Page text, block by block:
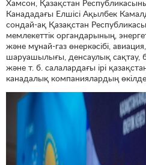
Хамсон, Қазақстан
Канададағы Елшісі Ақылбек
сондай-ақ Қазақстан
мемлекеттік органдарының,
және мұнай-газ өнеркәсібі,
шаруашылығы, денсаулық сақтау,
және т. б. салалардағы ірі
канадалық компаниялардың